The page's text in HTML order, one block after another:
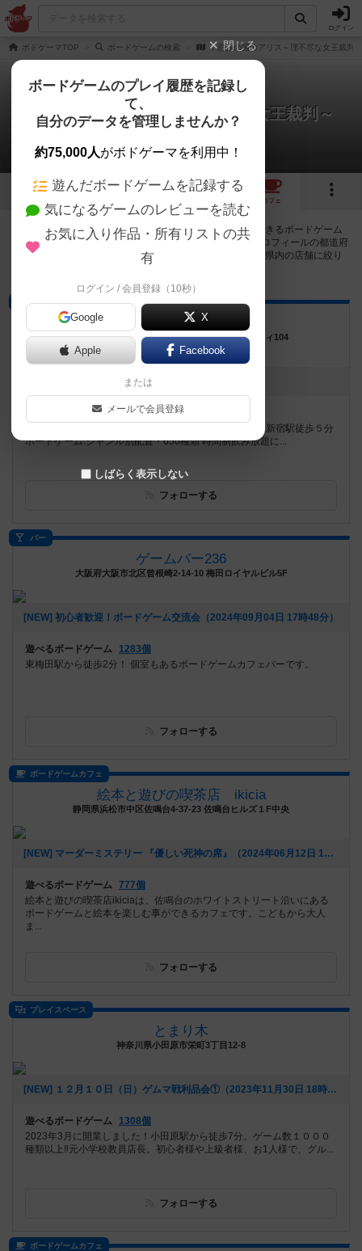
ログイン
ボドゲーマTOP ボードゲームの検索 不思議の国のアリス～理不尽な女王裁判～
不思議の国のアリス～理不尽な女王裁判～
7店のカフェ/スペースが提供中
5 1 3
カフェ
不思議の国のアリス～理不尽な女王裁判～で遊ぶことができるボードゲーム
カフェ・プレイスペースが7店登録されています。公開プロフィールの都道府
県が設定されたアカウントでログインすると、同じ都道府県内の店舗に絞り
バー
BoardGay.mBar秘密基地
東京都新宿区西新宿7-19-22ダイカンプラザシティ104
[NEW] 10/27 12時開店（2024年10月27日 07時39分）
遊べるボードゲーム
736個
JR新宿駅徒歩7分・丸ノ内線西新宿駅・西武新宿線西武新宿駅徒歩５分
ボードゲーム:ジャンル別配置・650種類 時間制飲み放題に...
フォローする
バー
ゲームバー236
大阪府大阪市北区曾根崎2-14-10 梅田ロイヤルビル5F
[NEW] 初心者歓迎！ボードゲーム交流会（2024年09月04日 17時48分）
遊べるボードゲーム
1283個
東梅田駅から徒歩2分！ 個室もあるボードゲームカフェバーです。
フォローする
ボードゲームカフェ
絵本と遊びの喫茶店 ikicia
静岡県浜松市中区佐鳴台4-37-23 佐鳴台ヒルズ１F中央
[NEW] マーダーミステリー 『優しい死神の席』（2024年06月12日 15時47分）
遊べるボードゲーム 777個
絵本と遊びの喫茶店ikiciaは、佐鳴台のホワイトストリート沿いにある
ボードゲームと絵本を楽しむ事ができるカフェです。こどもから大人
ま...
フォローする
プレイスペース
とまり木
神奈川県小田原市栄町3丁目12-8
[NEW] １２月１０日（日）ゲムマ戦利品会①（2023年11月30日 18時05分）
遊べるボードゲーム
1308個
2023年3月に開業しました！小田原駅から徒歩7分。ゲーム数１０００
種類以上‼️元小学校教員店長。初心者様や上級者様、お1人様で、グル...
フォローする
ボードゲームカフェ
閉じる
ボードゲームのプレイ履歴を記録し
て、
自分のデータを管理しませんか？
約75,000人がボドゲーマを利用中！
遊んだボードゲームを記録する
気になるゲームのレビューを読む
お気に入り作品・所有リストの共
有
ログイン / 会員登録（10秒）
Google X
Apple Facebook
または
メールで会員登録
しばらく表示しない